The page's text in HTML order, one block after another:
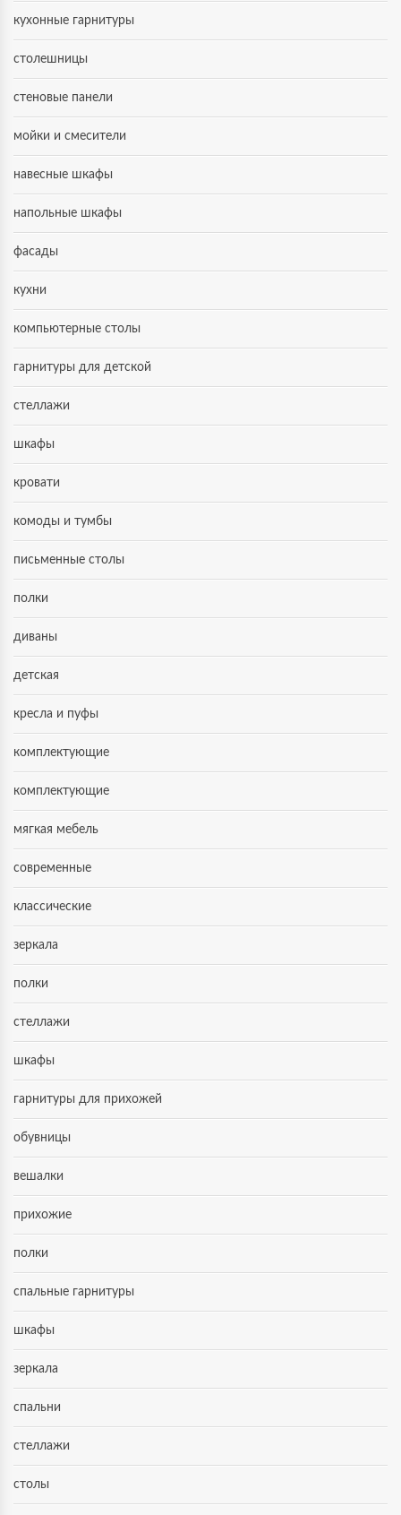
кухонные гарнитуры
столешницы
стеновые панели
мойки и смесители
навесные шкафы
напольные шкафы
фасады
кухни
компьютерные столы
гарнитуры для детской
стеллажи
шкафы
кровати
комоды и тумбы
письменные столы
полки
диваны
детская
кресла и пуфы
комплектующие
комплектующие
мягкая мебель
современные
классические
зеркала
полки
стеллажи
шкафы
гарнитуры для прихожей
обувницы
вешалки
прихожие
полки
спальные гарнитуры
шкафы
зеркала
спальни
стеллажи
столы